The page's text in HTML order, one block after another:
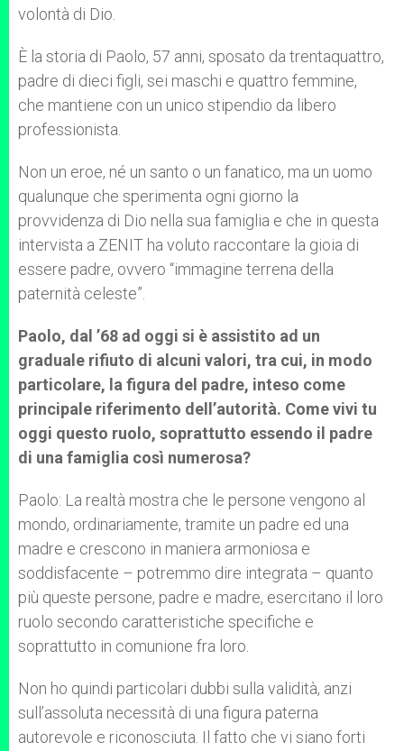
volontà di Dio.
È la storia di Paolo, 57 anni, sposato da trentaquattro,
padre di dieci figli, sei maschi e quattro femmine,
che mantiene con un unico stipendio da libero
professionista.
Non un eroe, né un santo o un fanatico, ma un uomo
qualunque che sperimenta ogni giorno la
provvidenza di Dio nella sua famiglia e che in questa
intervista a ZENIT ha voluto raccontare la gioia di
essere padre, ovvero “immagine terrena della
paternità celeste”.
Paolo, dal ’68 ad oggi si è assistito ad un
graduale rifiuto di alcuni valori, tra cui, in modo
particolare, la figura del padre, inteso come
principale riferimento dell’autorità. Come vivi tu
oggi questo ruolo, soprattutto essendo il padre
di una famiglia così numerosa?
Paolo: La realtà mostra che le persone vengono al
mondo, ordinariamente, tramite un padre ed una
madre e crescono in maniera armoniosa e
soddisfacente – potremmo dire integrata – quanto
più queste persone, padre e madre, esercitano il loro
ruolo secondo caratteristiche specifiche e
soprattutto in comunione fra loro.
Non ho quindi particolari dubbi sulla validità, anzi
sull’assoluta necessità di una figura paterna
autorevole e riconosciuta. Il fatto che vi siano forti